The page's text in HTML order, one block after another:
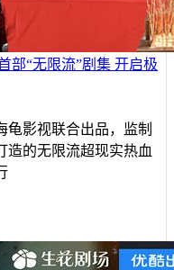
部“无限流”剧集 开启极
龟影视联合出品，监制
造的无限流超现实热血